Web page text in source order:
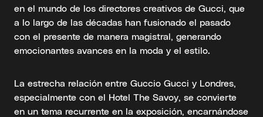
en el mundo de los directores creativos de Gucci, que
a lo largo de las décadas han fusionado el pasado
con el presente de manera magistral, generando
emocionantes avances en la moda y el estilo.
La estrecha relación entre Guccio Gucci y Londres,
especialmente con el Hotel The Savoy, se convierte
en un tema recurrente en la exposición, encarnándose